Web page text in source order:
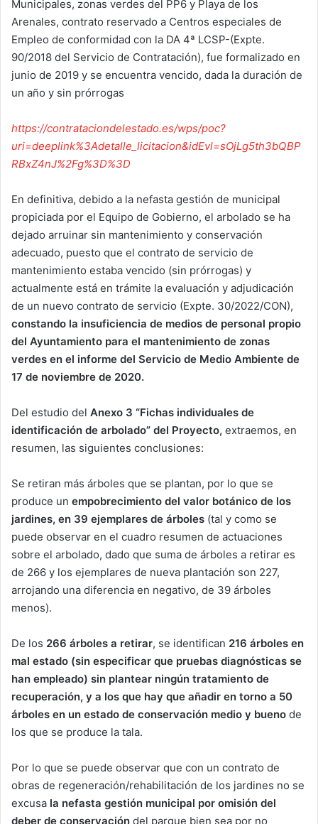
Municipales, zonas verdes del PP6 y Playa de los
Arenales, contrato reservado a Centros especiales de
Empleo de conformidad con la DA 4ª LCSP-(Expte.
90/2018 del Servicio de Contratación), fue formalizado en
junio de 2019 y se encuentra vencido, dada la duración de
un año y sin prórrogas
https://contrataciondelestado.es/wps/poc?
uri=deeplink%3Adetalle_licitacion&idEvl=sOjLg5th3bQBP
RBxZ4nJ%2Fg%3D%3D
En definitiva, debido a la nefasta gestión de municipal
propiciada por el Equipo de Gobierno, el arbolado se ha
dejado arruinar sin mantenimiento y conservación
adecuado, puesto que el contrato de servicio de
mantenimiento estaba vencido (sin prórrogas) y
actualmente está en trámite la evaluación y adjudicación
de un nuevo contrato de servicio (Expte. 30/2022/CON),
constando la insuficiencia de medios de personal propio
del Ayuntamiento para el mantenimiento de zonas
verdes en el informe del Servicio de Medio Ambiente de
17 de noviembre de 2020.
Del estudio del Anexo 3 “Fichas individuales de
identificación de arbolado” del Proyecto, extraemos, en
resumen, las siguientes conclusiones:
Se retiran más árboles que se plantan, por lo que se
produce un empobrecimiento del valor botánico de los
jardines, en 39 ejemplares de árboles (tal y como se
puede observar en el cuadro resumen de actuaciones
sobre el arbolado, dado que suma de árboles a retirar es
de 266 y los ejemplares de nueva plantación son 227,
arrojando una diferencia en negativo, de 39 árboles
menos).
De los 266 árboles a retirar, se identifican 216 árboles en
mal estado (sin especificar que pruebas diagnósticas se
han empleado) sin plantear ningún tratamiento de
recuperación, y a los que hay que añadir en torno a 50
árboles en un estado de conservación medio y bueno de
los que se produce la tala.
Por lo que se puede observar que con un contrato de
obras de regeneración/rehabilitación de los jardines no se
excusa la nefasta gestión municipal por omisión del
deber de conservación del parque bien sea por no